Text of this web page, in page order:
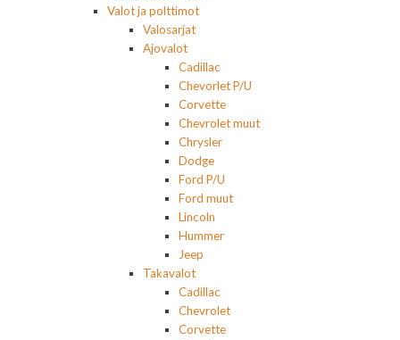
Valot ja polttimot
Valosarjat
Ajovalot
Cadillac
Chevorlet P/U
Corvette
Chevrolet muut
Chrysler
Dodge
Ford P/U
Ford muut
Lincoln
Hummer
Jeep
Takavalot
Cadillac
Chevrolet
Corvette